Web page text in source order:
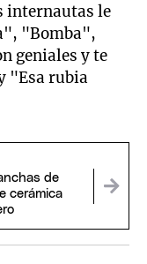
internautas le
"Bomba",
geniales y te
"Esa rubia
de
cerámica